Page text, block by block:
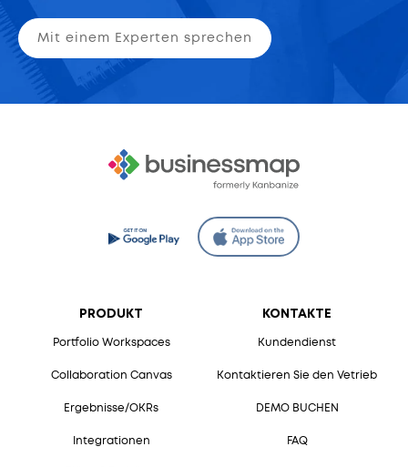
Mit einem Experten sprechen
PRODUKT
Portfolio Workspaces
Collaboration Canvas
Ergebnisse/OKRs
Integrationen
KONTAKTE
Kundendienst
Kontaktieren Sie den Vetrieb
DEMO BUCHEN
FAQ